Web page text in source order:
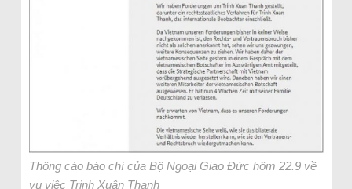
Thông cáo báo chí của Bộ Ngoại Giao Đức hôm 22.9 về
vụ việc Trịnh Xuân Thanh